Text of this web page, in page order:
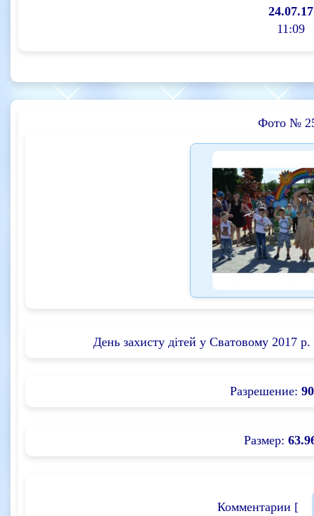
24.07.17
11:09
Фото №
День захисту дітей у Сватовому 2017
Разрешение:
Размер:
Комментарии [